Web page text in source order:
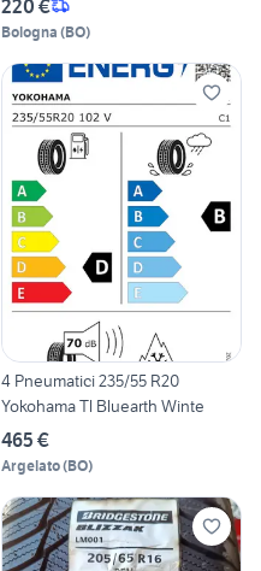
220 €
Bologna (BO)
4 Pneumatici 235/55 R20
Yokohama Tl Bluearth Winte
465 €
Argelato(BO)